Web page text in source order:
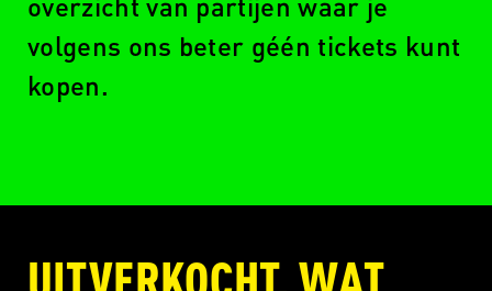
volgens ons beter géén tickets kunt
kopen.
UITVERKOCHT, WAT